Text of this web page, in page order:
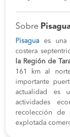
Sobre
Pisagua es una
costera
la Región de
161 km al
importante
actualidad es
actividades
recolección de
explotada